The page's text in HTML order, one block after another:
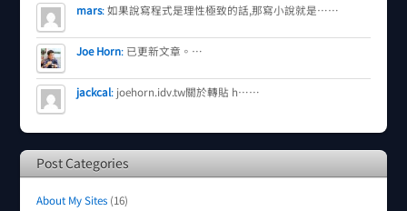
mars:如果說寫程式是理性極致的話,那寫小說就是……
Joe Horn: 已更新文章。…
jackcal: joehorn.idv.tw關於轉貼 h……
Post Categories
About My Sites (16)